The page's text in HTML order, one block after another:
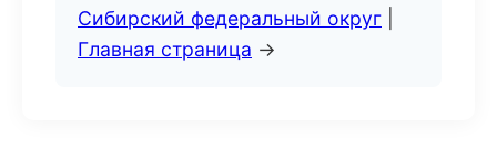
Сибирский федеральный округ
Главная страница →